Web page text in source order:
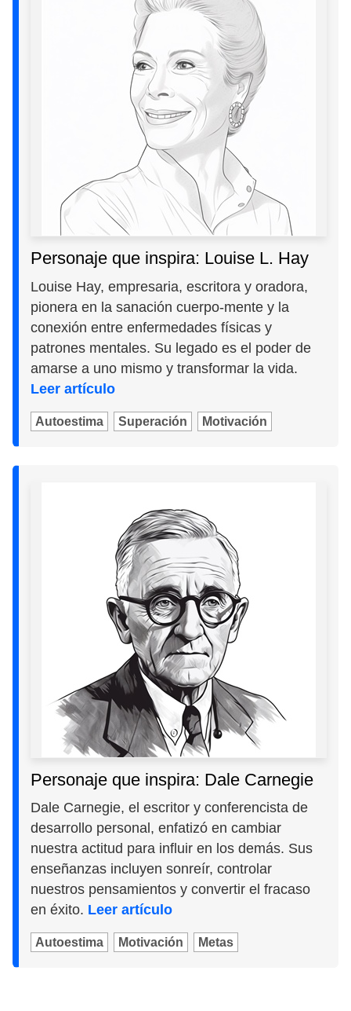
Personaje que inspira: Louise L. Hay
Louise Hay, empresaria, escritora y oradora,
pionera en la sanación cuerpo-mente y la
conexión entre enfermedades físicas y
patrones mentales. Su legado es el poder de
amarse a uno mismo y transformar la vida.
Leer artículo
Autoestima Superación Motivación
Personaje que inspira: Dale Carnegie
Dale Carnegie, el escritor y conferencista de
desarrollo personal, enfatizó en cambiar
nuestra actitud para influir en los demás. Sus
enseñanzas incluyen sonreír, controlar
nuestros pensamientos y convertir el fracaso
en éxito. Leer artículo
Autoestima Motivación Metas